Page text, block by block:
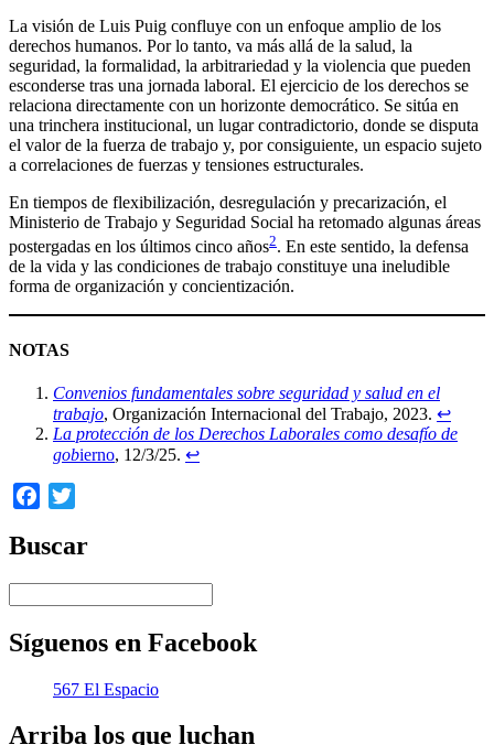
La visión de Luis Puig confluye con un enfoque amplio de los
derechos humanos. Por lo tanto, va más allá de la salud, la
seguridad, la formalidad, la arbitrariedad y la violencia que pueden
esconderse tras una jornada laboral. El ejercicio de los derechos se
relaciona directamente con un horizonte democrático. Se sitúa en
una trinchera institucional, un lugar contradictorio, donde se disputa
el valor de la fuerza de trabajo y, por consiguiente, un espacio sujeto
a correlaciones de fuerzas y tensiones estructurales.
En tiempos de flexibilización, desregulación y precarización, el
Ministerio de Trabajo y Seguridad Social ha retomado algunas áreas
postergadas en los últimos cinco años2. En este sentido, la defensa
de la vida y las condiciones de trabajo constituye una ineludible
forma de organización y concientización.
NOTAS
Convenios fundamentales sobre seguridad y salud en el
trabajo, Organización Internacional del Trabajo, 2023. ↩︎
La protección de los Derechos Laborales como desafío de
gobierno, 12/3/25. ↩︎
Facebook
Buscar
Síguenos en Facebook
567 El Espacio
Arriba los que luchan